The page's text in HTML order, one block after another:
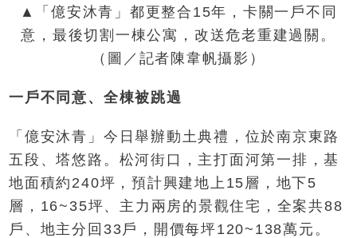
▲「億安沐青」都更整合15年，卡關一戶不同
意，最後切割一棟公寓，改送危老重建過關。
（圖／記者陳韋帆攝影）
一戶不同意、全棟被跳過
「億安沐青」今日舉辦動土典禮，位於南京東路
五段、塔悠路。松河街口，主打面河第一排，基
地面積約240坪，預計興建地上15層，地下5
層，16~35坪、主力兩房的景觀住宅，全案共88
戶、地主分回33戶，開價每坪120~138萬元。